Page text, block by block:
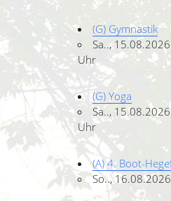
(G) Gymnastik
Sa..,
Uhr
(G) Yoga
Sa..,
Uhr
(A) 4. Boot-
So.., 16.08.2026